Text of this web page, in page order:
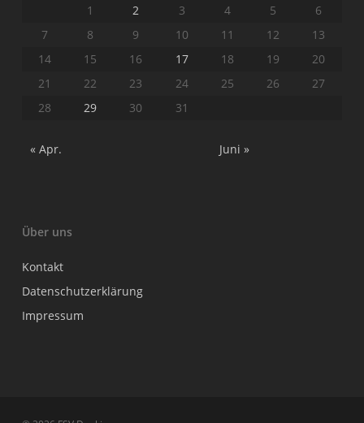
1
2 3 4 5
6
7
8 9 10 11 12
13
14
15 16 17 18 19
20
21
22 23 24 25 26
27
28
29 30 31
« Apr. Juni »
Über uns
Kontakt
Datenschutzerklärung
Impressum